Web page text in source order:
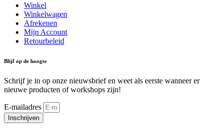
Winkel
Winkelwagen
Afrekenen
Mijn Account
Retourbeleid
Blijf op de hoogte
Schrijf je in op onze nieuwsbrief en weet als eerste wanneer er
nieuwe producten of workshops zijn!
E-mailadres
Inschrijven